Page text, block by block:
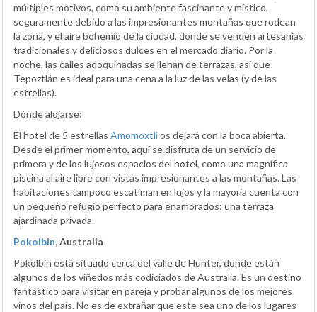
múltiples motivos, como su ambiente fascinante y místico,
seguramente debido a las impresionantes montañas que rodean
la zona, y el aire bohemio de la ciudad, donde se venden artesanías
tradicionales y deliciosos dulces en el mercado diario. Por la
noche, las calles adoquinadas se llenan de terrazas, así que
Tepoztlán es ideal para una cena a la luz de las velas (y de las
estrellas).
Dónde alojarse:
El hotel de 5 estrellas Amomoxtlios dejará con la boca abierta.
Desde el primer momento, aquí se disfruta de un servicio de
primera y de los lujosos espacios del hotel, como una magnífica
piscina al aire libre con vistas impresionantes a las montañas. Las
habitaciones tampoco escatiman en lujos y la mayoría cuenta con
un pequeño refugio perfecto para enamorados: una terraza
ajardinada privada.
Pokolbin, Australia
Pokolbin está situado cerca del valle de Hunter, donde están
algunos de los viñedos más codiciados de Australia. Es un destino
fantástico para visitar en pareja y probar algunos de los mejores
vinos del país. No es de extrañar que este sea uno de los lugares